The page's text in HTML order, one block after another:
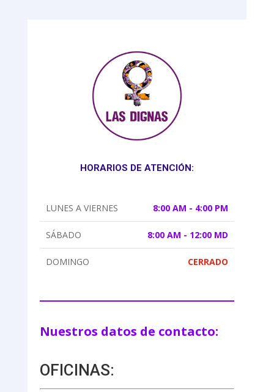
HORARIOS DE ATENCIÓN:
LUNES A VIERNES 8:00 AM - 4:00 PM
SÁBADO 8:00 AM - 12:00 MD
DOMINGO CERRADO
Nuestros datos de contacto:
OFICINAS: